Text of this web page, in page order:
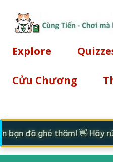
Explore
Cửu Chương
bạn đã ghé thăm! 👋 Hãy rủ